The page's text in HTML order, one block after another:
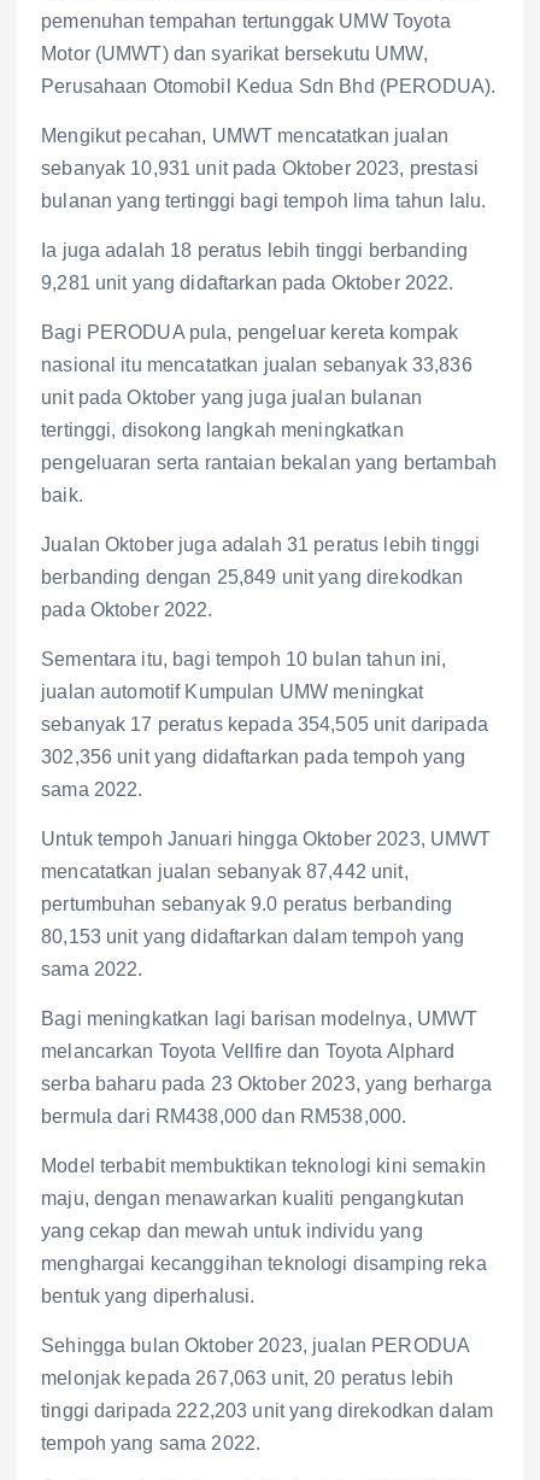
pemenuhan tempahan tertunggak UMW Toyota
Motor (UMWT) dan syarikat bersekutu UMW,
Perusahaan Otomobil Kedua Sdn Bhd (PERODUA).
Mengikut pecahan, UMWT mencatatkan jualan
sebanyak 10,931 unit pada Oktober 2023, prestasi
bulanan yang tertinggi bagi tempoh lima tahun lalu.
Ia juga adalah 18 peratus lebih tinggi berbanding
9,281 unit yang didaftarkan pada Oktober 2022.
Bagi PERODUA pula, pengeluar kereta kompak
nasional itu mencatatkan jualan sebanyak 33,836
unit pada Oktober yang juga jualan bulanan
tertinggi, disokong langkah meningkatkan
pengeluaran serta rantaian bekalan yang bertambah
baik.
Jualan Oktober juga adalah 31 peratus lebih tinggi
berbanding dengan 25,849 unit yang direkodkan
pada Oktober 2022.
Sementara itu, bagi tempoh 10 bulan tahun ini,
jualan automotif Kumpulan UMW meningkat
sebanyak 17 peratus kepada 354,505 unit daripada
302,356 unit yang didaftarkan pada tempoh yang
sama 2022.
Untuk tempoh Januari hingga Oktober 2023, UMWT
mencatatkan jualan sebanyak 87,442 unit,
pertumbuhan sebanyak 9.0 peratus berbanding
80,153 unit yang didaftarkan dalam tempoh yang
sama 2022.
Bagi meningkatkan lagi barisan modelnya, UMWT
melancarkan Toyota Vellfire dan Toyota Alphard
serba baharu pada 23 Oktober 2023, yang berharga
bermula dari RM438,000 dan RM538,000.
Model terbabit membuktikan teknologi kini semakin
maju, dengan menawarkan kualiti pengangkutan
yang cekap dan mewah untuk individu yang
menghargai kecanggihan teknologi disamping reka
bentuk yang diperhalusi.
Sehingga bulan Oktober 2023, jualan PERODUA
melonjak kepada 267,063 unit, 20 peratus lebih
tinggi daripada 222,203 unit yang direkodkan dalam
tempoh yang sama 2022.